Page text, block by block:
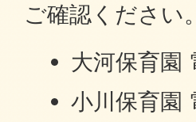
ご確認ください。
大河保育
小川保育園